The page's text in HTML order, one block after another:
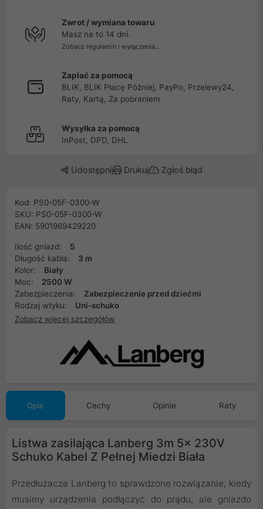
Zwrot / wymiana towaru
Masz na to 14 dni.
Zobacz regulamin i wyłączenia...
Zapłać za pomocą
BLIK, BLIK Płacę Później, PayPo, Przelewy24,
Raty, Kartą, Za pobraniem
Wysyłka za pomocą
InPost, DPD, DHL
Udostępnij Drukuj Zgłoś błąd
Kod: PS0-05F-0300-W
SKU: PS0-05F-0300-W
EAN: 5901969429220
Ilość gniazd:
5
Długość kabla:
3 m
Kolor:
Biały
Moc:
2500 W
Zabezpieczenia:
Zabezpieczenie przed dziećmi
Rodzaj wtyku:
Uni-schuko
Zobacz więcej szczegółów
Opis Cechy Opinie Raty
Listwa zasilająca Lanberg 3m 5x 230V
Schuko Kabel Z Pełnej Miedzi Biała
Przedłużacze Lanberg to sprawdzone rozwiązanie, kiedy
musimy urządzenia podłączyć do prądu, ale gniazdo